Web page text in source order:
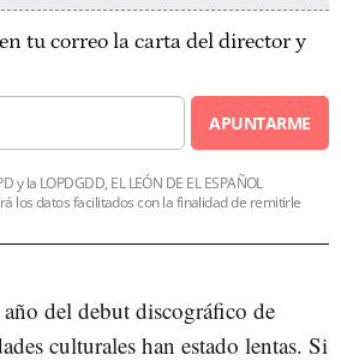
tu correo la carta del director y
APUNTARME
y la LOPDGDD, EL LEÓN DE EL ESPAÑOL
los datos facilitados con la finalidad de remitirle
del debut discográfico de
culturales han estado lentas. Si